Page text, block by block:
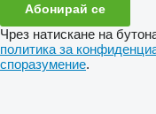
Абонирай се
Чрез натискане на
политика за
споразумение.